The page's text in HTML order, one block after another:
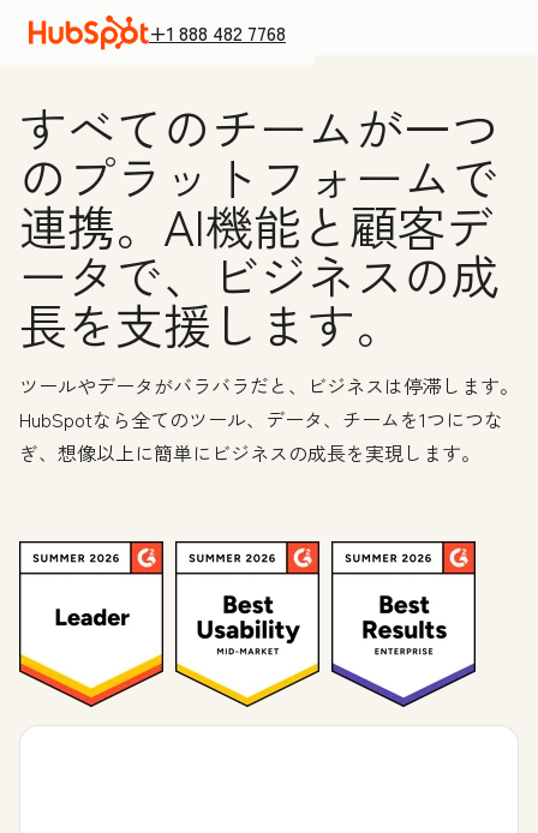
+1 888 482 7768
すべてのチームが一つ
のプラットフォームで
連携。AI機能と顧客デ
ータで、ビジネスの成
長を支援します。
ツールやデータがバラバラだと、ビジネスは停滞します。
HubSpotなら全てのツール、データ、チームを1つにつな
ぎ、想像以上に簡単にビジネスの成長を実現します。